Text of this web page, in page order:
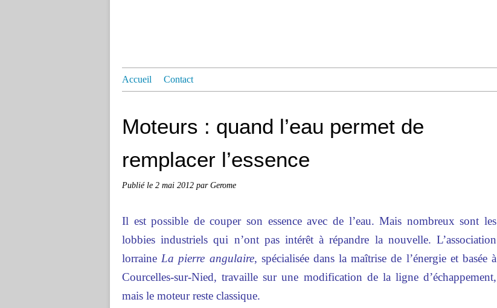
Accueil Contact
Moteurs : quand l’eau permet de
remplacer l’essence
Publié le 2 mai 2012 par Gerome
Il est possible de couper son essence avec de l’eau. Mais nombreux sont les
lobbies industriels qui n’ont pas intérêt à répandre la nouvelle. L’association
lorraine La pierre angulaire, spécialisée dans la maîtrise de l’énergie et basée à
Courcelles-sur-Nied, travaille sur une modification de la ligne d’échappement,
mais le moteur reste classique.